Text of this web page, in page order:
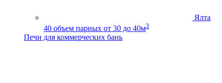
Ялта
40 объем парных от 30 до 40м3
Печи для коммерческих бань